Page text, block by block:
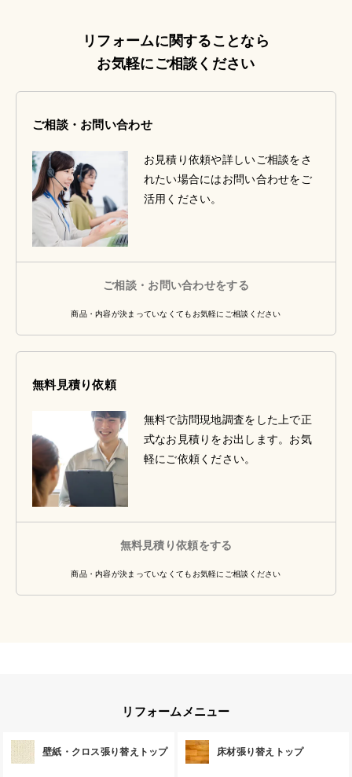
リフォームに関することなら
お気軽にご相談ください
ご相談・お問い合わせ
お見積り依頼や詳しいご相談をさ
れたい場合にはお問い合わせをご
活用ください。
ご相談・お問い合わせをする
商品・内容が決まっていなくてもお気軽にご相談ください
無料見積り依頼
無料で訪問現地調査をした上で正
式なお見積りをお出します。お気
軽にご依頼ください。
無料見積り依頼をする
商品・内容が決まっていなくてもお気軽にご相談ください
リフォームメニュー
壁紙・クロス張り替えトップ 床材張り替えトップ